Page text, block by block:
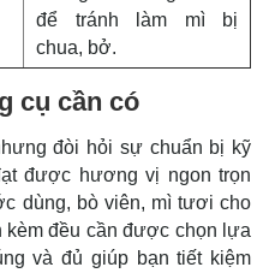
để tránh làm mì bị
chua, bở.
cụ cần có
đòi hỏi sự chuẩn bị kỹ
được hương vị ngon trọn
dùng, bò viên, mì tươi cho
kèm đều cần được chọn lựa
và đủ giúp bạn tiết kiệm